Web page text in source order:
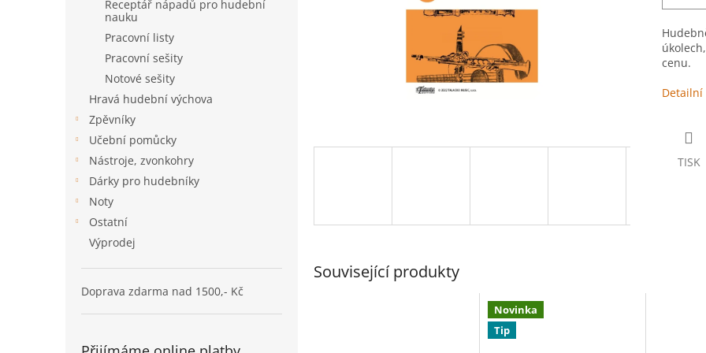
Receptář nápadů pro hudební
nauku
Pracovní listy
Pracovní sešity
Notové sešity
Hravá hudební výchova
Zpěvníky
Učební pomůcky
Nástroje, zvonkohry
Dárky pro hudebníky
Noty
Ostatní
Výprodej
Doprava zdarma nad 1500,- Kč
cenu.
TISK
Související produkty
Novinka
Tip